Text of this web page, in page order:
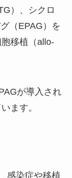
）、シクロ
（ EPAG ）を
移植（allo-
が導入され
ます。
感染症や移植